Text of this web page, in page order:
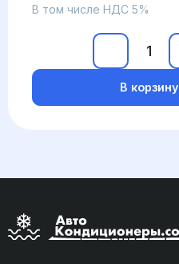
В том числе НДС 5%
В корзину